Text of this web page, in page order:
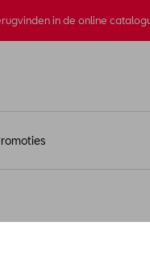
in de online